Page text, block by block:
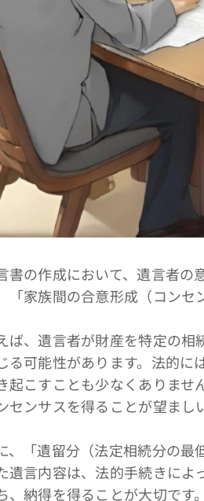
書の作成において、遺言者の
「家族間の合意形成（コンセ
ば、遺言者が財産を特定の相
る可能性があります。法的に
起こすことも少なくありま
センサスを得ることが望まし
、「遺留分（法定相続分の最
遺言内容は、法的手続きによ
、納得を得ることが大切です。